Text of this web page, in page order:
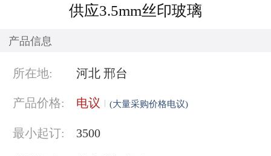
供应3.5mm丝印玻璃
产品信息
所在地: 河北 邢台
产品价格: 电议 (大量采购价格电议)
最小起订: 3500